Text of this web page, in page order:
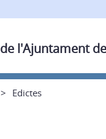
l'Ajuntament
Edictes